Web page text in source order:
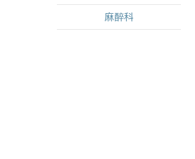
麻醉科